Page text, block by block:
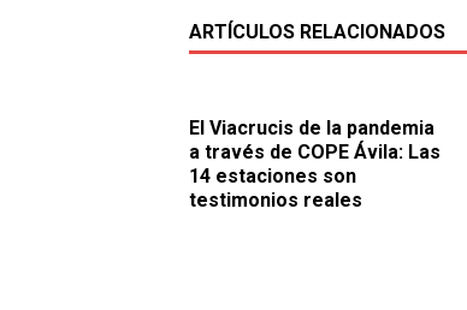
ARTÍCULOS RELACIONADOS
El Viacrucis de la pandemia
a través de COPE Ávila: Las
14 estaciones son
testimonios reales